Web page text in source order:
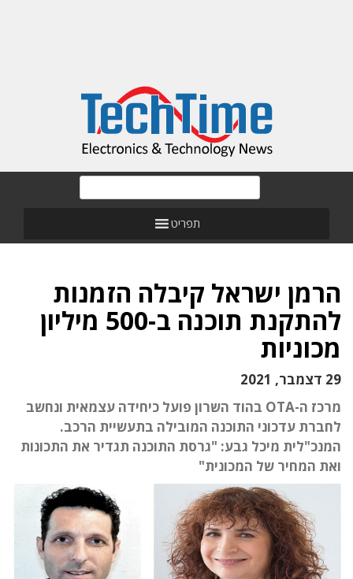
תפריט
הרמן ישראל קיבלה הזמנות
להתקנת תוכנה ב-500 מיליון
מכוניות
29 דצמבר, 2021
מרכז ה-OTA בהוד השרון פועל כיחידה עצמאית ונחשב
לחברת עדכוני התוכנה המובילה בתעשיית הרכב.
המנכ"לית מיכל גבע: "גרסת התוכנה תגדיר את התכונות
ואת המחיר של המכונית"